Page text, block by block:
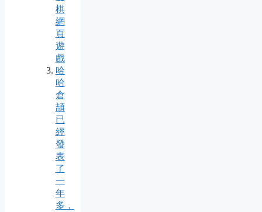
棋
網
頁
遊
戲
哈
哈
倉
頡
已
經
發
表
了
一
年
多，